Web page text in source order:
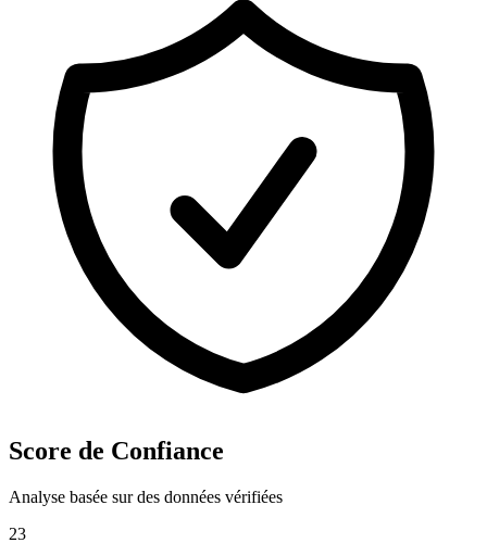
Score de Confiance
Analyse basée sur des données vérifiées
23